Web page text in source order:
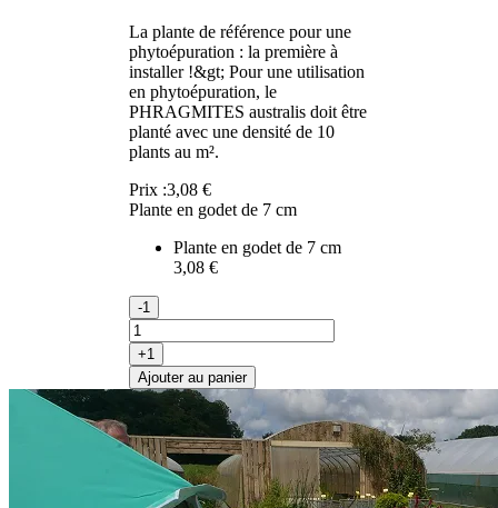
La plante de référence pour une
phytoépuration : la première à
installer !&gt; Pour une utilisation
en phytoépuration, le
PHRAGMITES australis doit être
planté avec une densité de 10
plants au m².
Prix :3,08 €
Plante en godet de 7 cm
Plante en godet de 7 cm
3,08 €
-1
+1
Ajouter au panier